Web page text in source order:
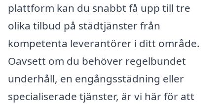
plattform kan du snabbt få upp till tre
olika tilbud på städtjänster från
kompetenta leverantörer i ditt område.
Oavsett om du behöver regelbundet
underhåll, en engångsstädning eller
specialiserade tjänster, är vi här för att